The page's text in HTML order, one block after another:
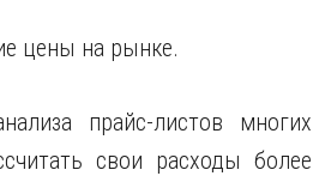
цены на рынке.
прайс-листов многих
свои расходы более